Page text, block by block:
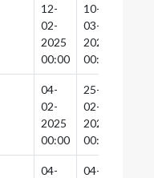
12-
02-
2025
00:00
10-
03-
2025
00:00
04-
02-
2025
00:00
25-
02-
2025
00:00
04-
04-